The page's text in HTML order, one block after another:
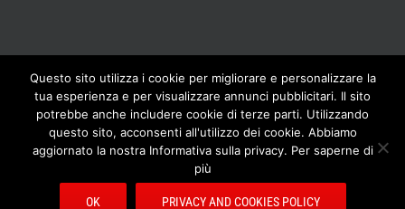
BOLIS ITALIA S.R.L. a socio unico - VIA F.LLI KENNEDY - 23881 AIRUNO
(LC) - ITALY Tel: +39 0399271126 Fax: +39 0399271133 General e-mail:
info@bolisitalia.com - P.IVA / C.F. IT02262000165 Privacy and Cookies
Policy
Facebook YouTube
Rss EmailBolisitalia.itBolisitalia.com
Bolisitalia.fr
Questo sito utilizza i cookie per migliorare e personalizzare la
tua esperienza e per visualizzare annunci pubblicitari. Il sito
potrebbe anche includere cookie di terze parti. Utilizzando
questo sito, acconsenti all'utilizzo dei cookie. Abbiamo
aggiornato la nostra Informativa sulla privacy. Per saperne di
più
OK PRIVACY AND COOKIES POLICY